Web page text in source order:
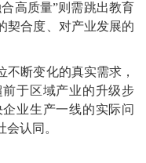
高质量”则需跳出教育
契合度、对产业发展的
断变化的真实需求，
于区域产业的升级步
业生产一线的实际问
认同。